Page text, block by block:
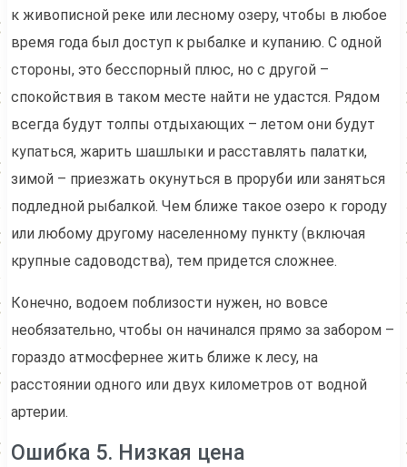
к живописной реке или лесному озеру, чтобы в любое
время года был доступ к рыбалке и купанию. С одной
стороны, это бесспорный плюс, но с другой –
спокойствия в таком месте найти не удастся. Рядом
всегда будут толпы отдыхающих – летом они будут
купаться, жарить шашлыки и расставлять палатки,
зимой – приезжать окунуться в проруби или заняться
подледной рыбалкой. Чем ближе такое озеро к городу
или любому другому населенному пункту (включая
крупные садоводства), тем придется сложнее.
Конечно, водоем поблизости нужен, но вовсе
необязательно, чтобы он начинался прямо за забором –
гораздо атмосфернее жить ближе к лесу, на
расстоянии одного или двух километров от водной
артерии.
Ошибка 5. Низкая цена